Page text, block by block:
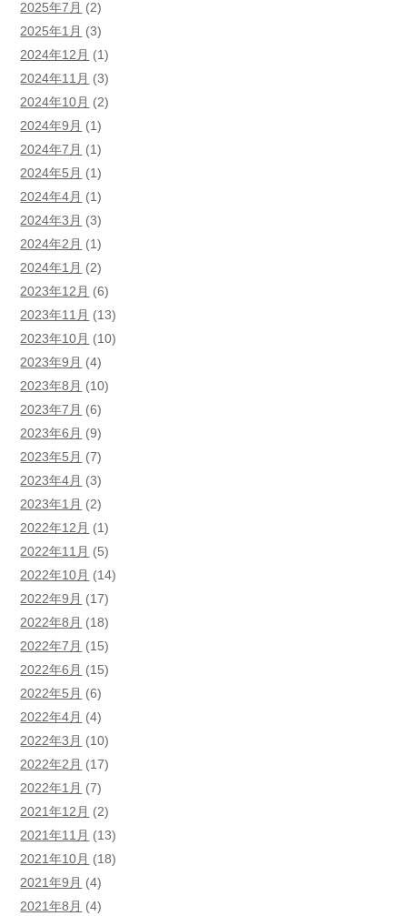
2025年7月 (2)
2025年1月 (3)
2024年12月 (1)
2024年11月 (3)
2024年10月 (2)
2024年9月 (1)
2024年7月 (1)
2024年5月 (1)
2024年4月 (1)
2024年3月 (3)
2024年2月 (1)
2024年1月 (2)
2023年12月 (6)
2023年11月 (13)
2023年10月 (10)
2023年9月 (4)
2023年8月 (10)
2023年7月 (6)
2023年6月 (9)
2023年5月 (7)
2023年4月 (3)
2023年1月 (2)
2022年12月 (1)
2022年11月 (5)
2022年10月 (14)
2022年9月 (17)
2022年8月 (18)
2022年7月 (15)
2022年6月 (15)
2022年5月 (6)
2022年4月 (4)
2022年3月 (10)
2022年2月 (17)
2022年1月 (7)
2021年12月 (2)
2021年11月 (13)
2021年10月 (18)
2021年9月 (4)
2021年8月 (4)